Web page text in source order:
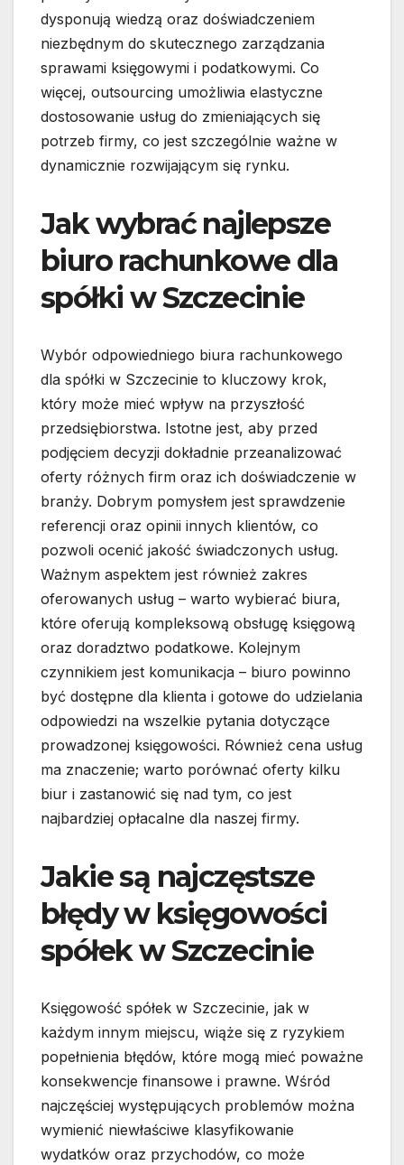
dysponują wiedzą oraz doświadczeniem
niezbędnym do skutecznego zarządzania
sprawami księgowymi i podatkowymi. Co
więcej, outsourcing umożliwia elastyczne
dostosowanie usług do zmieniających się
potrzeb firmy, co jest szczególnie ważne w
dynamicznie rozwijającym się rynku.
Jak wybrać najlepsze
biuro rachunkowe dla
spółki w Szczecinie
Wybór odpowiedniego biura rachunkowego
dla spółki w Szczecinie to kluczowy krok,
który może mieć wpływ na przyszłość
przedsiębiorstwa. Istotne jest, aby przed
podjęciem decyzji dokładnie przeanalizować
oferty różnych firm oraz ich doświadczenie w
branży. Dobrym pomysłem jest sprawdzenie
referencji oraz opinii innych klientów, co
pozwoli ocenić jakość świadczonych usług.
Ważnym aspektem jest również zakres
oferowanych usług – warto wybierać biura,
które oferują kompleksową obsługę księgową
oraz doradztwo podatkowe. Kolejnym
czynnikiem jest komunikacja – biuro powinno
być dostępne dla klienta i gotowe do udzielania
odpowiedzi na wszelkie pytania dotyczące
prowadzonej księgowości. Również cena usług
ma znaczenie; warto porównać oferty kilku
biur i zastanowić się nad tym, co jest
najbardziej opłacalne dla naszej firmy.
Jakie są najczęstsze
błędy w księgowości
spółek w Szczecinie
Księgowość spółek w Szczecinie, jak w
każdym innym miejscu, wiąże się z ryzykiem
popełnienia błędów, które mogą mieć poważne
konsekwencje finansowe i prawne. Wśród
najczęściej występujących problemów można
wymienić niewłaściwe klasyfikowanie
wydatków oraz przychodów, co może